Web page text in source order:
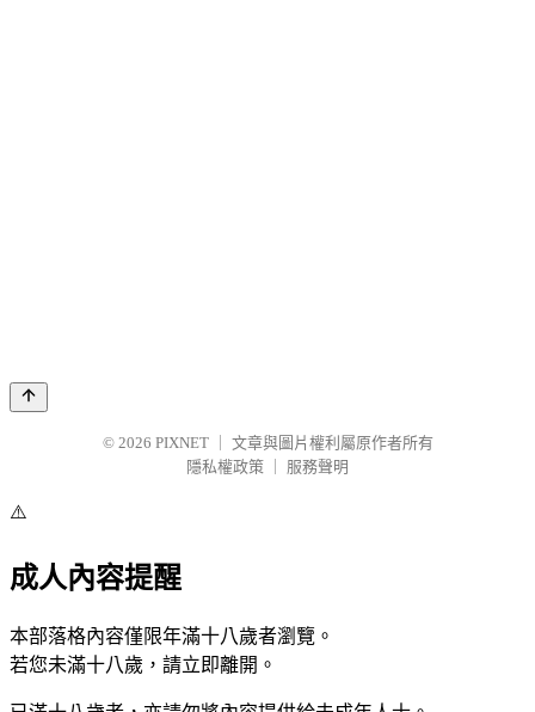
© 2026 PIXNET
文章與圖片權利屬原作者所有
隱私權政策
服務聲明
⚠️
成人內容提醒
本部落格內容僅限年滿十八歲者瀏覽。
若您未滿十八歲，請立即離開。